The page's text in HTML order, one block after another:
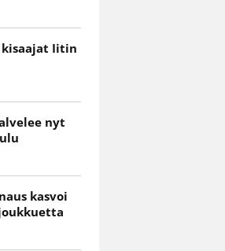
Iitin
nyt
kasvoi